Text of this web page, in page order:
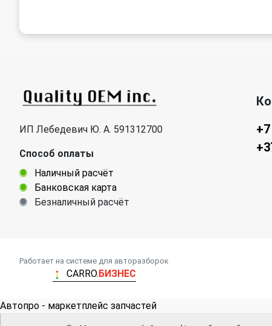
ИП Лебедевич Ю. А. 591312700
Способ оплаты
Наличный расчёт
Банковская карта
Безналичный расчёт
Работает на системе для авторазборок
CARRO. БИЗНЕС
Автопро - маркетплейс запчастей